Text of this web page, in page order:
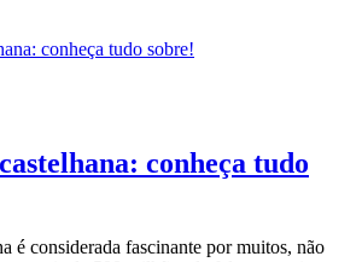
conheça tudo
é considerada fascinante por muitos, não